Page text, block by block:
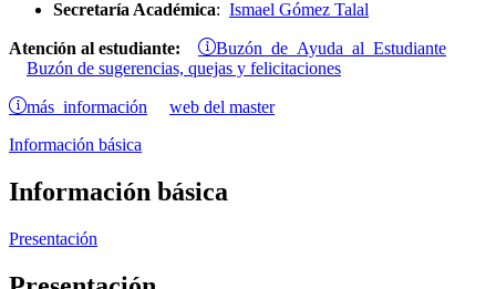
Secretaría Académica: Ismael Gómez Talal
Atención al estudiante: Buzón de Ayuda al Estudiante
Buzón de sugerencias, quejas y felicitaciones
más información
web del master
Información básica
Información básica
Presentación